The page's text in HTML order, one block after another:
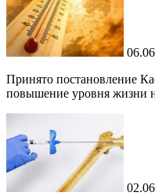
Принято постановление
повышение уровня жизни